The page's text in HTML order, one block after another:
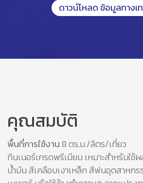
ดาวน์โหลด ข้อมูลทางเ
คุณสมบัติ
พื้นที่การใช้งาน8 ตร.ม./ลิตร/เที่ยว
ทินเนอร์เกรดพรีเมียม เหมาะสำหรับใ
น้ำมัน สีเคลือบเงาเหล็ก สีพ่นอุตสาหกร